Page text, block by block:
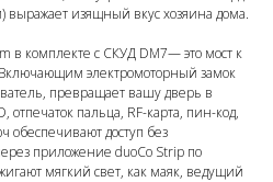
изящный вкус хозяина дома.
в комплекте с СКУД DM7— это мост к
электромоторный замок
превращает вашу дверь в
пальца, RF-карта, пин-код,
доступ без
приложение duoCo Strip по
мягкий свет, как маяк, ведущий